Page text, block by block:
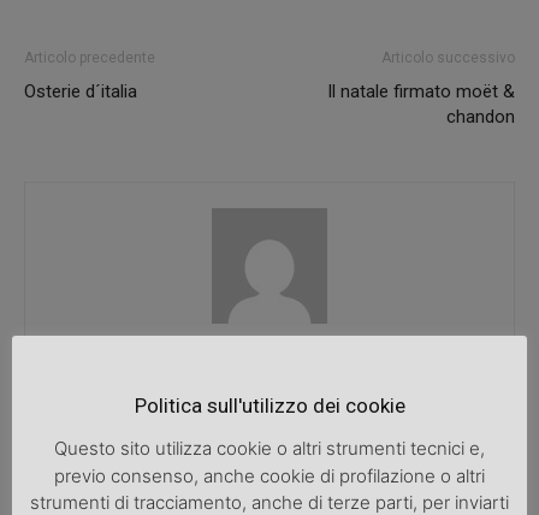
Articolo precedente
Osterie d´italia
Articolo successivo
Il natale firmato moët &
chandon
ARTICOLI CORRELATI ALTRO DALL'AUTORE
Politica sull'utilizzo dei cookie
Questo sito utilizza cookie o altri strumenti tecnici e,
previo consenso, anche cookie di profilazione o altri
strumenti di tracciamento, anche di terze parti, per inviarti